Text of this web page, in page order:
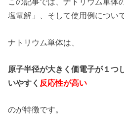
塩電解」、そして使用例につい
ナトリウム単体は、
原子半径が大きく価電子が１つ
いやすく 反応性が高い
のが特徴です。